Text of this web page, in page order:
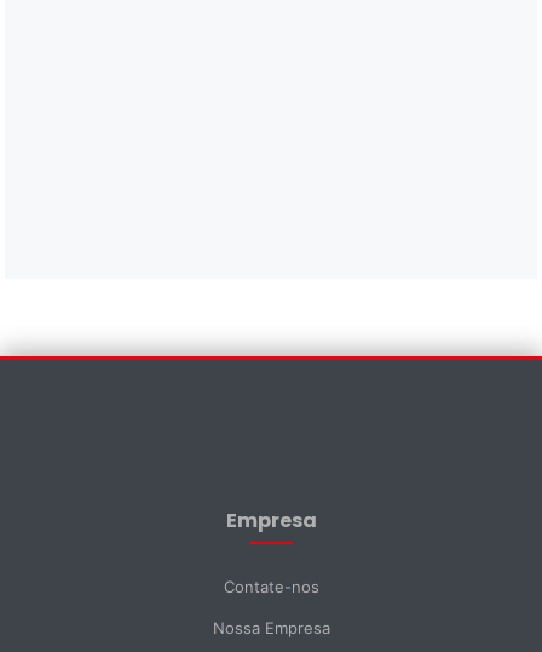
Empresa
Contate-nos
Nossa Empresa